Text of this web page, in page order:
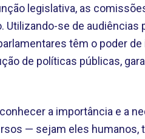
legislativa, as
Utilizando-se de
têm o poder
de políticas públicas,
a importância e a
— sejam eles